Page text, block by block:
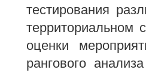
тестирования
территориальном
оценки
рангового